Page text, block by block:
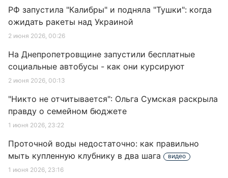
РФ запустила "Калибры" и подняла "Тушки": когда
ожидать ракеты над Украиной
2 июня 2026, 00:26
На Днепропетровщине запустили бесплатные
социальные автобусы - как они курсируют
2 июня 2026, 00:13
"Никто не отчитывается": Ольга Сумская раскрыла
правду о семейном бюджете
1 июня 2026, 23:22
Проточной воды недостаточно: как правильно
мыть купленную клубнику в два шага
видео
1 июня 2026, 23:16